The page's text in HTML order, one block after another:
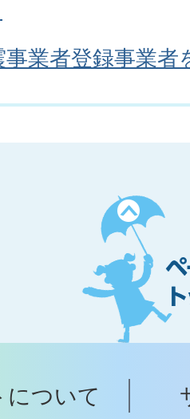
事業者登録事業者
ペ
ー
ジ
ト
ッ
へ
について